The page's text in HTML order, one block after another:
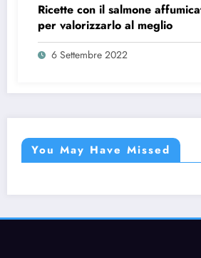
Ricette con il salmone
per valorizzarlo al meglio
6 Settembre 2022
You May Have Missed